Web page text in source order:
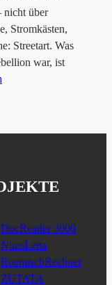
nicht über
Stromkästen,
Streetart. Was
war, ist
DocReader 3000
NuusLetta
RoemischRechner
ZUTATA